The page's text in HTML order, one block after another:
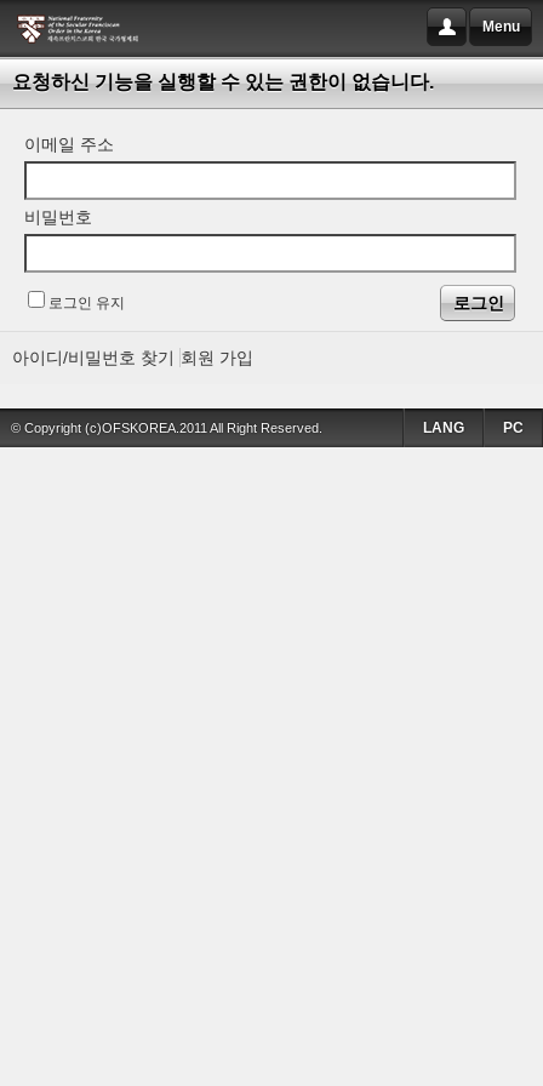
Menu
요청하신 기능을 실행할 수 있는 권한이 없습니다.
이메일 주소
비밀번호
로그인 유지
아이디/비밀번호 찾기 회원 가입
© Copyright (c)OFSKOREA.2011 All Right Reserved. PC
LANG